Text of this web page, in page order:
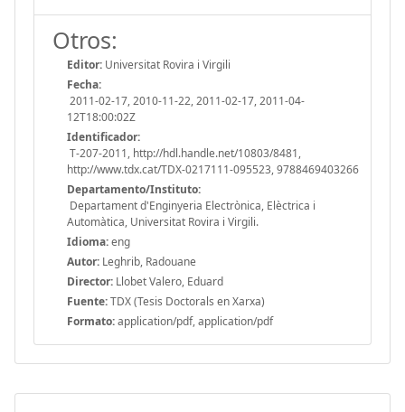
Otros:
Editor: Universitat Rovira i Virgili
Fecha:
2011-02-17, 2010-11-22, 2011-02-17, 2011-04-
12T18:00:02Z
Identificador:
T-207-2011, http://hdl.handle.net/10803/8481,
http://www.tdx.cat/TDX-0217111-095523, 9788469403266
Departamento/Instituto:
Departament d'Enginyeria Electrònica, Elèctrica i
Automàtica, Universitat Rovira i Virgili.
Idioma:eng
Autor: Leghrib, Radouane
Director: Llobet Valero, Eduard
Fuente:TDX (Tesis Doctorals en Xarxa)
Formato:application/pdf, application/pdf